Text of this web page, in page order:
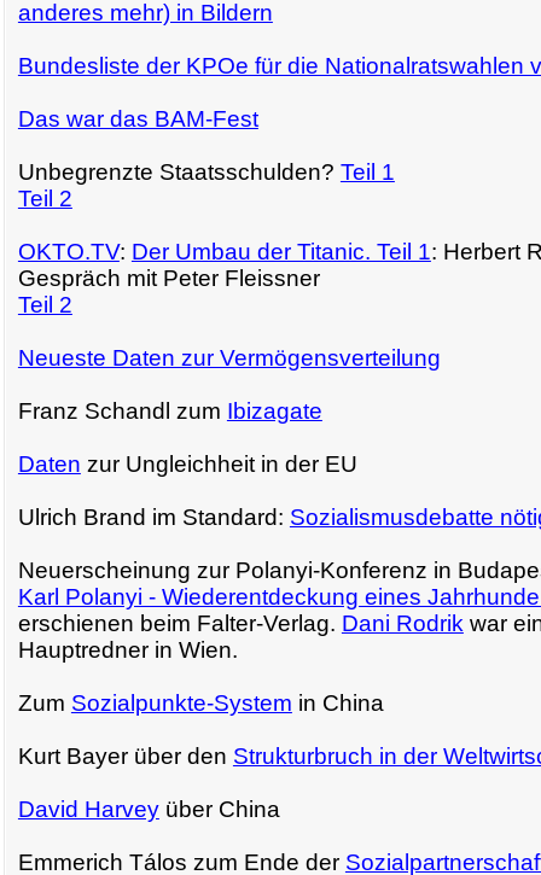
anderes mehr) in Bildern
Bundesliste der KPOe für die Nationalratswahlen
Das war das BAM-Fest
Unbegrenzte Staatsschulden? Teil 1
Teil 2
OKTO.TV: Der Umbau der Titanic. Teil 1: Herbert
Gespräch mit Peter Fleissner
Teil 2
Neueste Daten zur Vermögensverteilung
Franz Schandl zum Ibizagate
Daten zur Ungleichheit in der EU
Ulrich Brand im Standard: Sozialismusdebatte
Neuerscheinung zur Polanyi-Konferenz in
Karl Polanyi - Wiederentdeckung eines
erschienen beim Falter-Verlag. Dani Rodrik war
Hauptredner in Wien.
Zum Sozialpunkte-System in China
Kurt Bayer über den Strukturbruch in der
David Harveyüber China
Emmerich Tálos zum Ende der